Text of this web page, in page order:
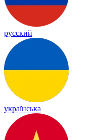
русский
українська